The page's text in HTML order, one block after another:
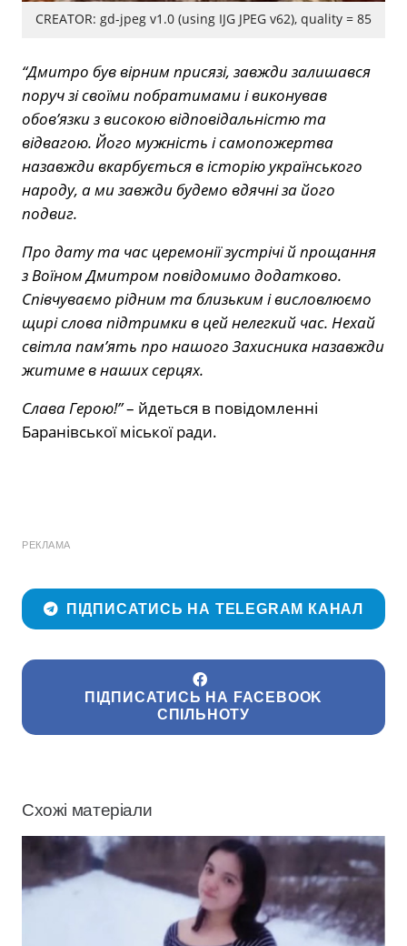
CREATOR: gd-jpeg v1.0 (using IJG JPEG v62), quality = 85
“Дмитро був вірним присязі, завжди залишався
поруч зі своїми побратимами і виконував
обов’язки з високою відповідальністю та
відвагою. Його мужність і самопожертва
назавжди вкарбується в історію українського
народу, а ми завжди будемо вдячні за його
подвиг.
Про дату та час церемонії зустрічі й прощання
з Воїном Дмитром повідомимо додатково.
Співчуваємо рідним та близьким і висловлюємо
щирі слова підтримки в цей нелегкий час. Нехай
світла пам’ять про нашого Захисника назавжди
житиме в наших серцях.
Слава Герою!”– йдеться в повідомленні
Баранівської міської ради.
РЕКЛАМА
ПІДПИСАТИСЬ НА TELEGRAM КАНАЛ
ПІДПИСАТИСЬ НА FACEBOOK
СПІЛЬНОТУ
Схожі матеріали